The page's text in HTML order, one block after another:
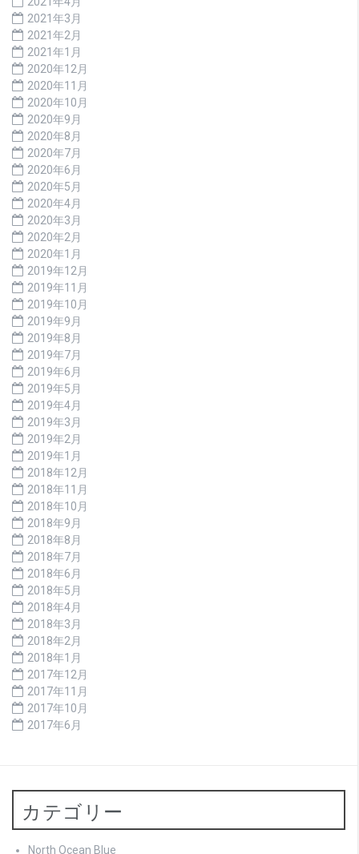
2021年3月
2021年2月
2021年1月
2020年12月
2020年11月
2020年10月
2020年9月
2020年8月
2020年7月
2020年6月
2020年5月
2020年4月
2020年3月
2020年2月
2020年1月
2019年12月
2019年11月
2019年10月
2019年9月
2019年8月
2019年7月
2019年6月
2019年5月
2019年4月
2019年3月
2019年2月
2019年1月
2018年12月
2018年11月
2018年10月
2018年9月
2018年8月
2018年7月
2018年6月
2018年5月
2018年4月
2018年3月
2018年2月
2018年1月
2017年12月
2017年11月
2017年10月
2017年6月
カテゴリー
North Ocean Blue